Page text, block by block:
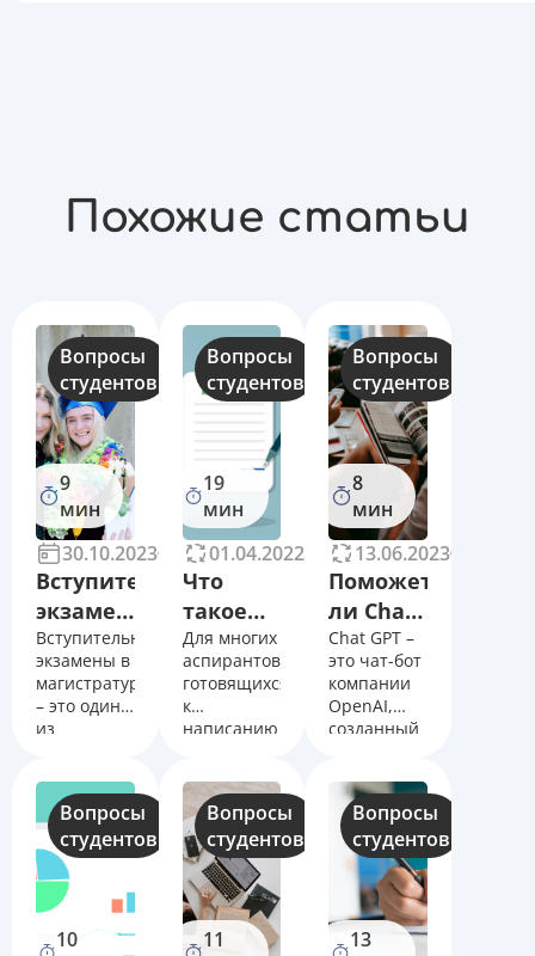
Похожие статьи
Вопросы
студентов
9
мин
30.10.2023
850
Вступительные
экзамены
в
магистратуру
2023:
как
экзамены
Вступительные
экзамены в
магистратуру
– это один
из
желаемый
вуз (кроме
конкурса
портфолио,
результатов
собеседования
Вопросы
студентов
19
мин
01.04.2022
51462
Что
такое
монография?
Для многих
аспирантов,
готовящихся
к
написанию
актуальным
вопрос:
зачем
нужна
монография?
как
составить
Вопросы
студентов
8
мин
13.06.2023
Поможет
ли Chat
GPT
написать
курсовую,
диплом,
или
сочинение?
Chat GPT –
это чат-бот
компании
OpenAI,
созданный
Самообучающийся
искусственный
интеллект
ведет
беседу с
пользователем
в режиме
Вопросы
студентов
10
Вопросы
студентов
11
Вопросы
студентов
13